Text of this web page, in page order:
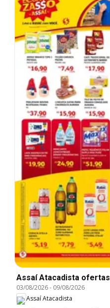
Assaí Atacadista ofertas
03/08/2026- 09/08/2026
Assaí Atacadista